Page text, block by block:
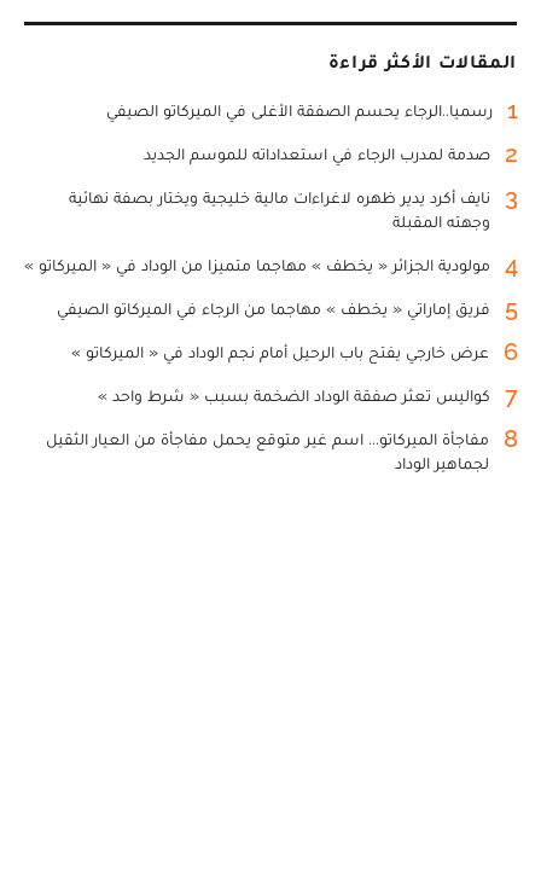
المقالات الأكثر قراءة
1 رسميا..الرجاء يحسم الصفقة الأغلى في الميركاتو الصيفي
2 صدمة لمدرب الرجاء في استعداداته للموسم الجديد
3
نايف أكرد يدير ظهره لاغراءات مالية خليجية ويختار بصفة نهائية
وجهته المقبلة
4 مولودية الجزائر « يخطف » مهاجما متميزا من الوداد في « الميركاتو »
5 فريق إماراتي « يخطف » مهاجما من الرجاء في الميركاتو الصيفي
6 عرض خارجي يفتح باب الرحيل أمام نجم الوداد في « الميركاتو »
7 كواليس تعثر صفقة الوداد الضخمة بسبب « شرط واحد »
8
مفاجأة الميركاتو... اسم غير متوقع يحمل مفاجأة من العيار الثقيل
لجماهير الوداد